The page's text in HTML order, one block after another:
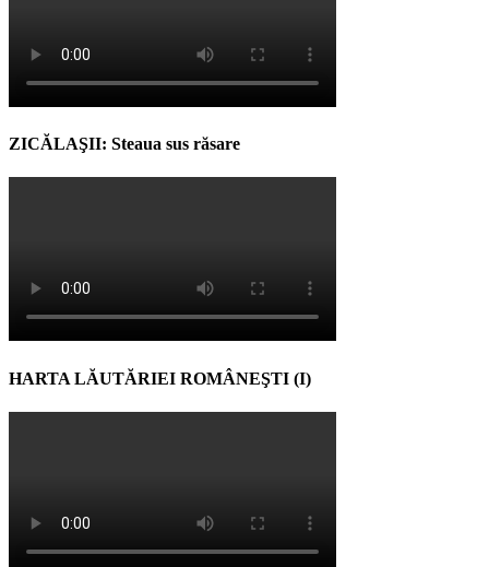
ZICĂLAŞII: Steaua sus răsare
HARTA LĂUTĂRIEI ROMÂNEŞTI (I)